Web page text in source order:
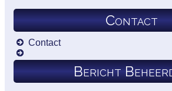
Contact
Contact
Bericht